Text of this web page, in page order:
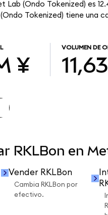
Lab (Ondo Tokenized) es
Tokenized) tiene una
¥
VOLUMEN DE
RKLBon en
Vender RKLBon
Cambia RKLBon por
efectivo.